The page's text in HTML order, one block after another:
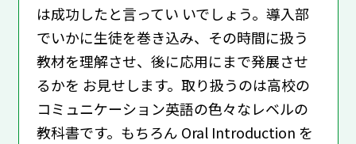
は成功したと言ってい いでしょう。導入部
でいかに生徒を巻き込み、その時間に扱う
教材を理解させ、後に応用にまで発展させ
るかを お見せします。取り扱うのは高校の
コミュニケーション英語の色々なレベルの
教科書です。もちろん Oral Introduction を